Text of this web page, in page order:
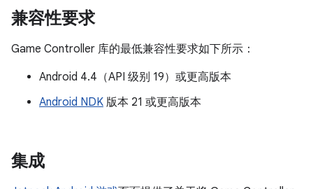
兼容性要求
Game Controller 库的最低兼容性要求如下所示：
Android 4.4（API 级别 19）或更高版本
Android NDK 版本 21 或更高版本
集成